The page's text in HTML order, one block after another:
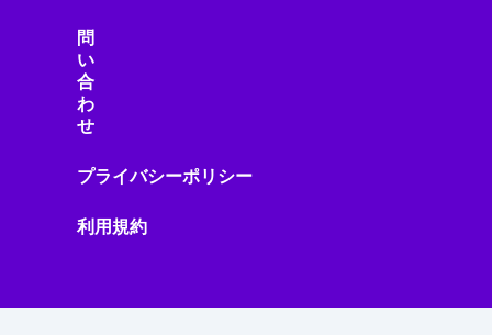
問
い
合
わ
せ
プライバシーポリシー
利用規約